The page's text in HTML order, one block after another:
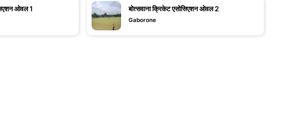
ओवल 1 बोत्सवाना क्रिकेट एसोसिएशन ओवल 2
Gaborone